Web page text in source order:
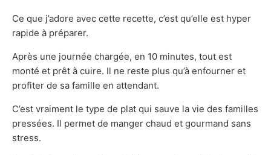
Ce que j’adore avec cette recette, c’est qu’elle est hyper
rapide à préparer.
Après une journée chargée, en 10 minutes, tout est
monté et prêt à cuire. Il ne reste plus qu’à enfourner et
profiter de sa famille en attendant.
C’est vraiment le type de plat qui sauve la vie des familles
pressées. Il permet de manger chaud et gourmand sans
stress.